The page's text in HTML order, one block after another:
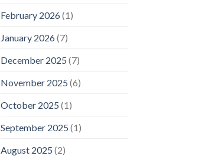
February 2026(1)
January 2026(7)
December 2025 (7)
November 2025 (6)
October 2025 (1)
September 2025 (1)
August 2025 (2)